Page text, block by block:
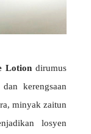
Lotion dirumus
kerengsaan
minyak zaitun
losyen